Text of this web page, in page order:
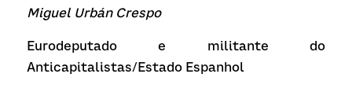
Miguel Urbán Crespo
Eurodeputado e militante do
Anticapitalistas/Estado Espanhol